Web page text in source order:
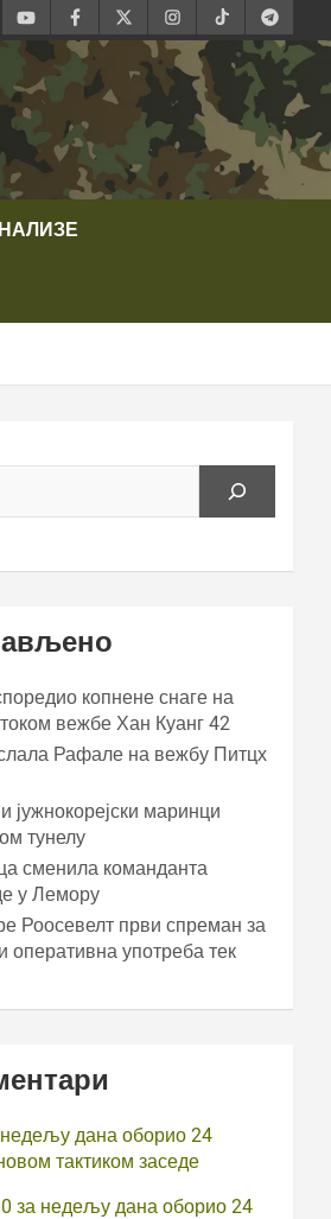
копнене снаге на
вежбе Хан Куанг 42
Рафале на вежбу Питцх
јужнокорејски маринци
тунелу
сменила команданта
у Лемору
Роосевелт први спреман за
оперативна употреба тек
дана оборио 24
тактиком заседе
за недељу дана оборио 24